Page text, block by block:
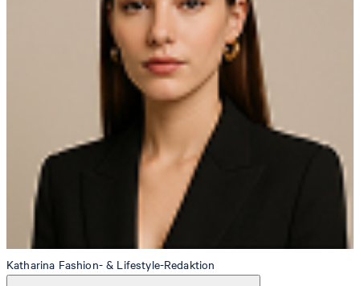
Katharina Fashion- & Lifestyle-Redaktion